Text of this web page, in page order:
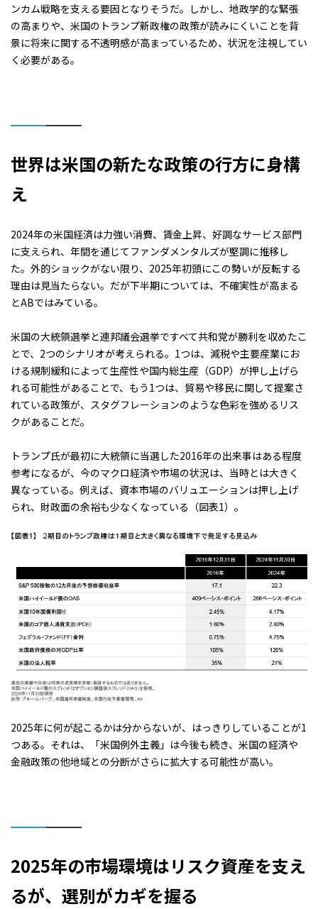
ンカム戦略を支える要因となりそうだ。しかし、地政学的な緊張
の高まりや、米国のトランプ新政権の政策が読みにくいことを背
景に将来に関する不透明感が高まっているため、状況を注視してい
く必要がある。
世界は米国の新たな政策の行方に身構
え
2024年の米国経済は力強い消費、賃金上昇、好調なサービス部門
に支えられ、年間を通じてファンダメンタルズが堅調に推移し
た。外的ショックがない限り、2025年初頭にこの勢いが反転する
理由は見当たらない。だが下半期については、不確実性が高まる
とABではみている。
米国の大統領選挙と連邦議会選挙ですべて共和党が勝利を収めたこ
とで、2つのシナリオが考えられる。1つは、減税や主要産業にお
ける規制緩和によって生産性や国内総生産（GDP）が押し上げら
れる可能性があることで、もう1つは、貿易や移民に関して提案さ
れている政策が、スタグフレーションのような色彩を強めるリス
クがあることだ。
トランプ氏が最初に大統領に当選した2016年の出来事はある程度
参考になるが、今のマクロ経済や市場の状況は、当時とは大きく
異なっている。例えば、資本市場のバリュエーションは押し上げ
られ、財政面の余裕も少なくなっている（図表1）。
2025年に何が起こるかは分からないが、はっきりしていることが1
つある。それは、「米国例外主義」は今後も続き、米国の経済や
金融政策の他地域との分断がさらに拡大する可能性が高い。
2025年の市場環境はリスク資産を支え
るが、選別がカギを握る